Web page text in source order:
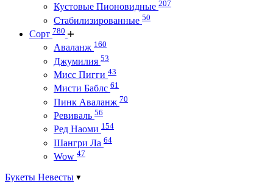
Кустовые Пионовидные 207
Стабилизированные 50
Сорт 780
Аваланж 160
Джумилия 53
Мисс Пигги 43
Мисти Баблс 61
Пинк Аваланж 70
Ревиваль 56
Ред Наоми 154
Шангри Ла 64
Wow 47
Букеты Невесты